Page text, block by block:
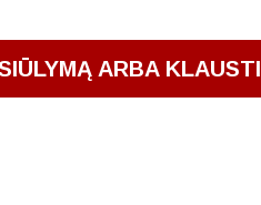
ARBA KLAUSTI